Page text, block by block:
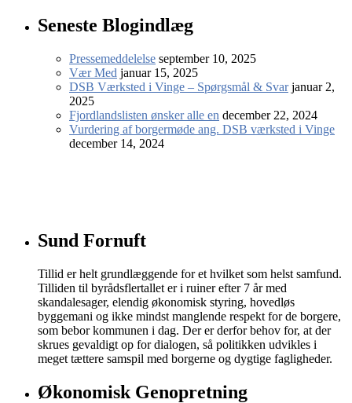
Seneste Blogindlæg
Pressemeddelelse september 10, 2025
Vær Med januar 15, 2025
DSB Værksted i Vinge – Spørgsmål & Svar januar 2,
2025
Fjordlandslisten ønsker alle en december 22, 2024
Vurdering af borgermøde ang. DSB værksted i Vinge
december 14, 2024
Sund Fornuft
Tillid er helt grundlæggende for et hvilket som helst samfund.
Tilliden til byrådsflertallet er i ruiner efter 7 år med
skandalesager, elendig økonomisk styring, hovedløs
byggemani og ikke mindst manglende respekt for de borgere,
som bebor kommunen i dag. Der er derfor behov for, at der
skrues gevaldigt op for dialogen, så politikken udvikles i
meget tættere samspil med borgerne og dygtige fagligheder.
Økonomisk Genopretning